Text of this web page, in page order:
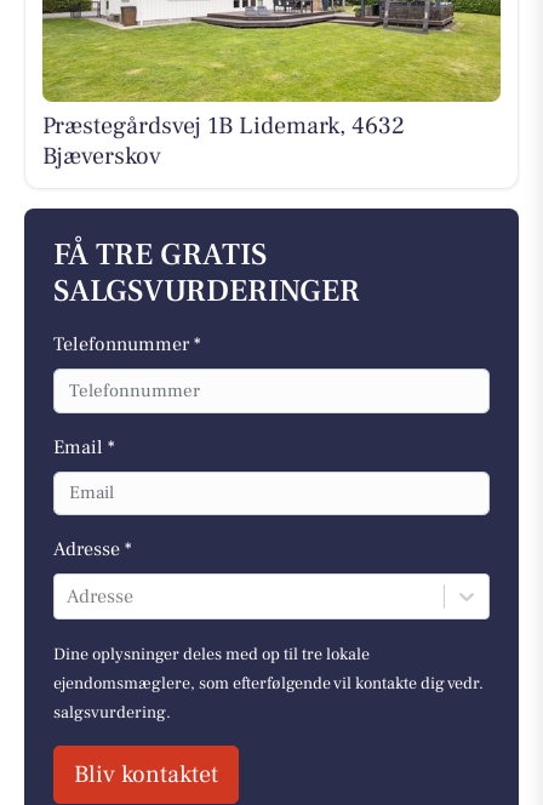
Præstegårdsvej 1B Lidemark, 4632
Bjæverskov
FÅ TRE GRATIS
SALGSVURDERINGER
Telefonnummer *
Email *
Adresse *
Adresse
Dine oplysninger deles med op til tre lokale
ejendomsmæglere, som efterfølgende vil kontakte dig vedr.
salgsvurdering.
Bliv kontaktet